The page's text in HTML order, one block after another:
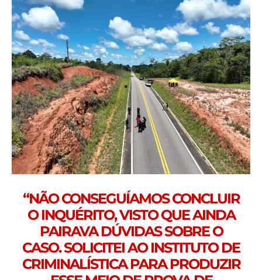
“NÃO CONSEGUÍAMOS CONCLUIR
O INQUÉRITO, VISTO QUE AINDA
PAIRAVA DÚVIDAS SOBRE O
CASO. SOLICITEI AO INSTITUTO DE
CRIMINALÍSTICA PARA PRODUZIR